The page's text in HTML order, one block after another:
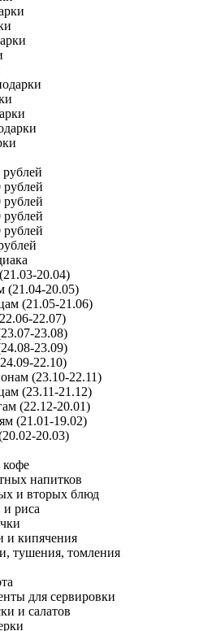
20.04)
(21.04-20.05)
(21.05-21.06)
22.07)
23.08)
23.09)
22.10)
(23.10-22.11)
(23.11-21.12)
(22.12-20.01)
(21.01-19.02)
20.03)
кофе
напитков
и вторых блюд
риса
и кипячения
тушения, томления
для сервировки
и салатов